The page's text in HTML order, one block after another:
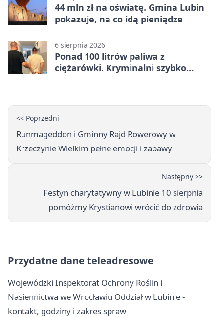
44 mln zł na oświatę. Gmina Lubin
pokazuje, na co idą pieniądze
6 sierpnia 2026
Ponad 100 litrów paliwa z
ciężarówki. Kryminalni szybko
<< Poprzedni
Runmageddon i Gminny Rajd Rowerowy w
Krzeczynie Wielkim pełne emocji i zabawy
Następny >>
Festyn charytatywny w Lubinie 10 sierpnia
pomóżmy Krystianowi wrócić do zdrowia
Przydatne dane teleadresowe
Wojewódzki Inspektorat Ochrony Roślin i
Nasiennictwa we Wrocławiu Oddział w Lubinie -
kontakt, godziny i zakres spraw